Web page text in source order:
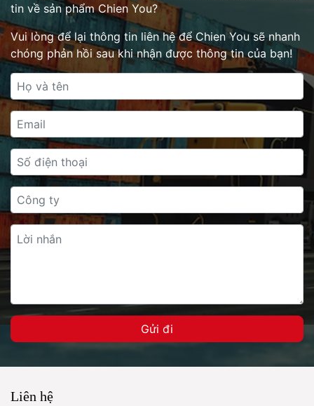
tin về sản phẩm Chien You?
Vui lòng để lại thông tin liên hệ để Chien You sẽ nhanh
chóng phản hồi sau khi nhận được thông tin của bạn!
Liên hệ